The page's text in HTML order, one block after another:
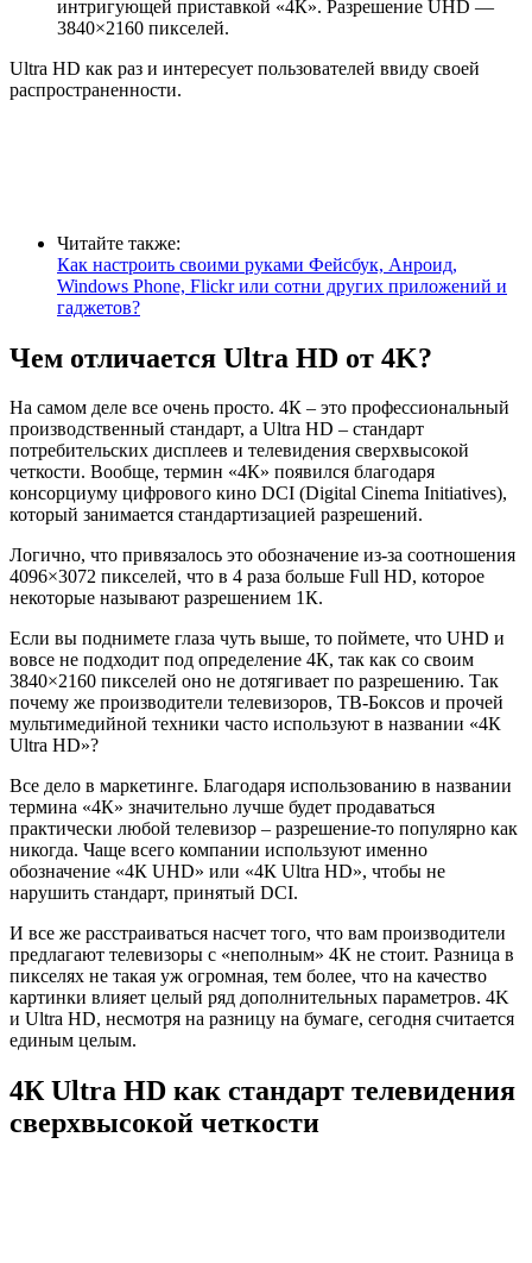
интригующей приставкой «4К». Разрешение UHD —
3840×2160 пикселей.
Ultra HD как раз и интересует пользователей ввиду своей
распространенности.
Читайте также:
Как настроить своими руками Фейсбук, Анроид,
Windows Phone, Flickr или сотни других приложений и
гаджетов?
Чем отличается Ultra HD от 4K?
На самом деле все очень просто. 4К – это профессиональный
производственный стандарт, а Ultra HD – стандарт
потребительских дисплеев и телевидения сверхвысокой
четкости. Вообще, термин «4К» появился благодаря
консорциуму цифрового кино DCI (Digital Cinema Initiatives),
который занимается стандартизацией разрешений.
Логично, что привязалось это обозначение из-за соотношения
4096×3072 пикселей, что в 4 раза больше Full HD, которое
некоторые называют разрешением 1К.
Если вы поднимете глаза чуть выше, то поймете, что UHD и
вовсе не подходит под определение 4К, так как со своим
3840×2160 пикселей оно не дотягивает по разрешению. Так
почему же производители телевизоров, ТВ-Боксов и прочей
мультимедийной техники часто используют в названии «4К
Ultra HD»?
Все дело в маркетинге. Благодаря использованию в названии
термина «4К» значительно лучше будет продаваться
практически любой телевизор – разрешение-то популярно как
никогда. Чаще всего компании используют именно
обозначение «4К UHD» или «4К Ultra HD», чтобы не
нарушить стандарт, принятый DCI.
И все же расстраиваться насчет того, что вам производители
предлагают телевизоры с «неполным» 4К не стоит. Разница в
пикселях не такая уж огромная, тем более, что на качество
картинки влияет целый ряд дополнительных параметров. 4K
и Ultra HD, несмотря на разницу на бумаге, сегодня считается
единым целым.
4КUltra HD как стандарт телевидения
сверхвысокой четкости